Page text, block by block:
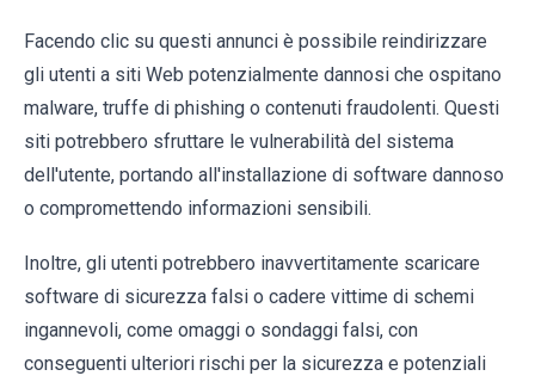
Facendo clic su questi annunci è possibile reindirizzare
gli utenti a siti Web potenzialmente dannosi che ospitano
malware, truffe di phishing o contenuti fraudolenti. Questi
siti potrebbero sfruttare le vulnerabilità del sistema
dell'utente, portando all'installazione di software dannoso
o compromettendo informazioni sensibili.
Inoltre, gli utenti potrebbero inavvertitamente scaricare
software di sicurezza falsi o cadere vittime di schemi
ingannevoli, come omaggi o sondaggi falsi, con
conseguenti ulteriori rischi per la sicurezza e potenziali